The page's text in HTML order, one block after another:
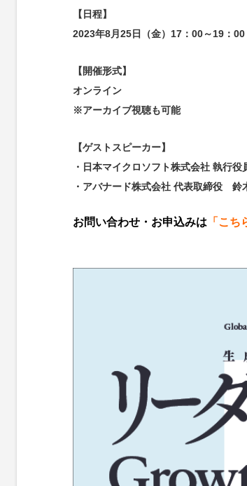
【日程】
2023年8月25日（金）17：00～19：00
【開催形式】
オンライン
※アーカイブ視聴も可能
【ゲストスピーカー】
・日本マイクロソフト株式会社 執行
・アバナード株式会社 代表取締役 鈴
お問い合わせ・お申込みは 「こち